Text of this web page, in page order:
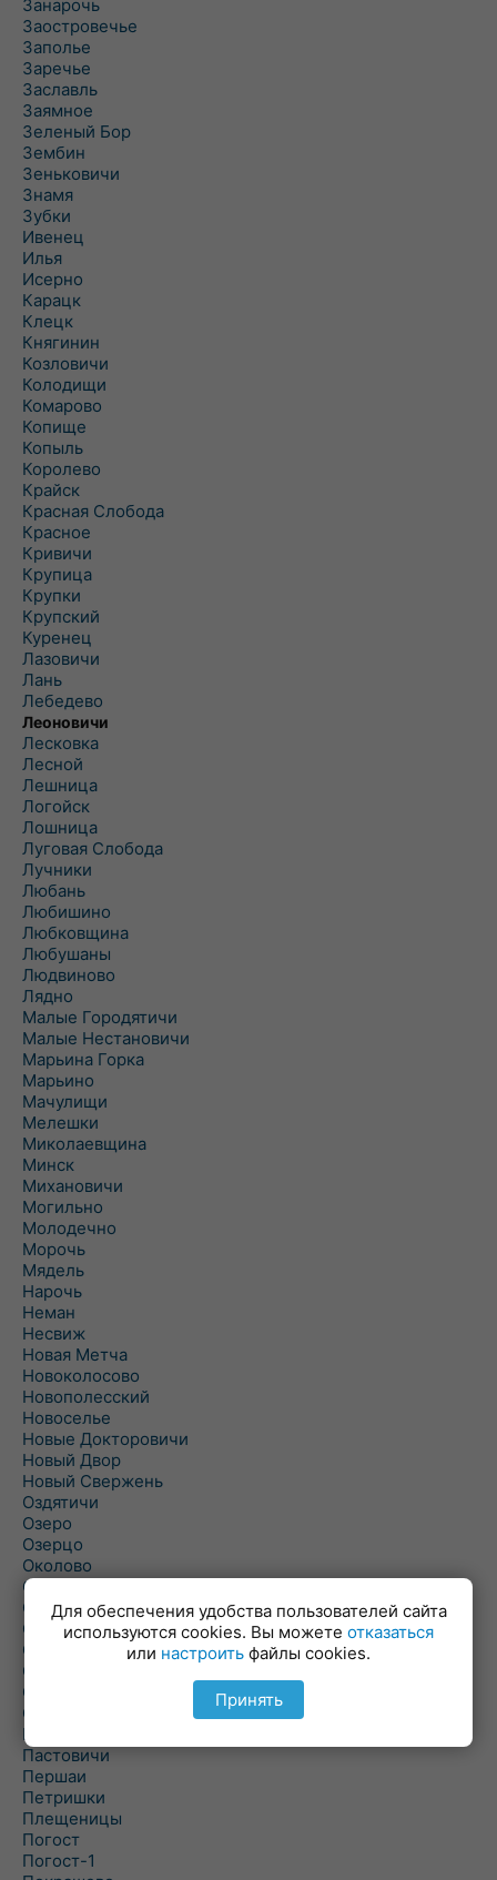
Занарочь
Заостровечье
Заполье
Заречье
Заславль
Заямное
Зеленый Бор
Зембин
Зеньковичи
Знамя
Зубки
Ивенец
Илья
Исерно
Карацк
Клецк
Княгинин
Козловичи
Колодищи
Комарово
Копище
Копыль
Королево
Крайск
Красная Слобода
Красное
Кривичи
Крупица
Крупки
Крупский
Куренец
Лазовичи
Лань
Лебедево
Леоновичи
Лесковка
Лесной
Лешница
Логойск
Лошница
Луговая Слобода
Лучники
Любань
Любишино
Любковщина
Любушаны
Людвиново
Лядно
Малые Городятичи
Малые Нестановичи
Марьина Горка
Марьино
Мачулищи
Мелешки
Миколаевщина
Минск
Михановичи
Могильно
Молодечно
Морочь
Мядель
Нарочь
Неман
Несвиж
Новая Метча
Новоколосово
Новополесский
Новоселье
Новые Докторовичи
Новый Двор
Новый Свержень
Оздятичи
Озеро
Озерцо
Околово
Октябрь
Октябрьский
Олехновичи
Омговичи
Оношки
Осовец
Острошицкий Городок
Пасека
Пастовичи
Першаи
Петришки
Плещеницы
Погост
Погост-1
Для обеспечения удобства пользователей сайта
используются cookies. Вы можете отказаться
или настроить файлы cookies.
Принять